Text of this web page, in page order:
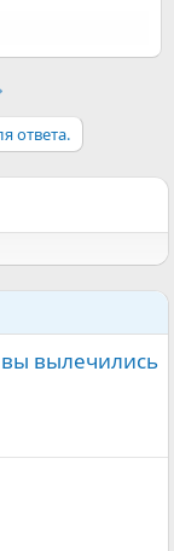
ответа.
вылечились